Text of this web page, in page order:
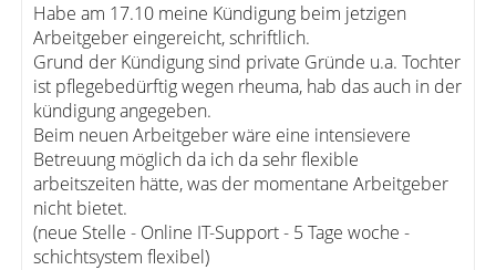
Habe am 17.10 meine Kündigung beim jetzigen
Arbeitgeber eingereicht, schriftlich.
Grund der Kündigung sind private Gründe u.a. Tochter
ist pflegebedürftig wegen rheuma, hab das auch in der
kündigung angegeben.
Beim neuen Arbeitgeber wäre eine intensievere
Betreuung möglich da ich da sehr flexible
arbeitszeiten hätte, was der momentane Arbeitgeber
nicht bietet.
(neue Stelle - Online IT-Support - 5 Tage woche -
schichtsystem flexibel)